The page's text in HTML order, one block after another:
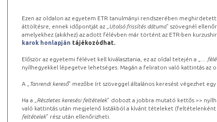
Ezen az oldalon az egyetem ETR tanulmányi rendszerében
áttöltésre, ennek időpontját az „ Utolsó frissítés dátuma” szövegnél
amelyekhez (akikhez) az adott félévben már történt az ETR-ben
karok honlapján tájékozódhat.
Először az egyetemi félévet kell kiválasztania, ez az oldal tetején a „
…
nyílhegyekkel lépegetve lehetséges. Magán a feliraton való kattintás az
A „ Tanrendi kereső” mezőbe írt szöveggel általános keresést végezhet
Ha a „ Részletes keresési feltételek” dobozt a jobbra mutató kettős >>
való kattintás után megjelenő listákból a kívánt tételeket (feltételenként
feltételek” rész után ellenőrizheti.